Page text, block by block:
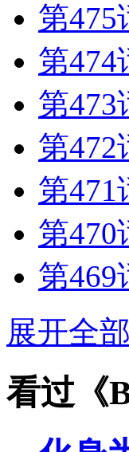
第475
第474
第473
第472
第471
第470
第469
展开全
看过《